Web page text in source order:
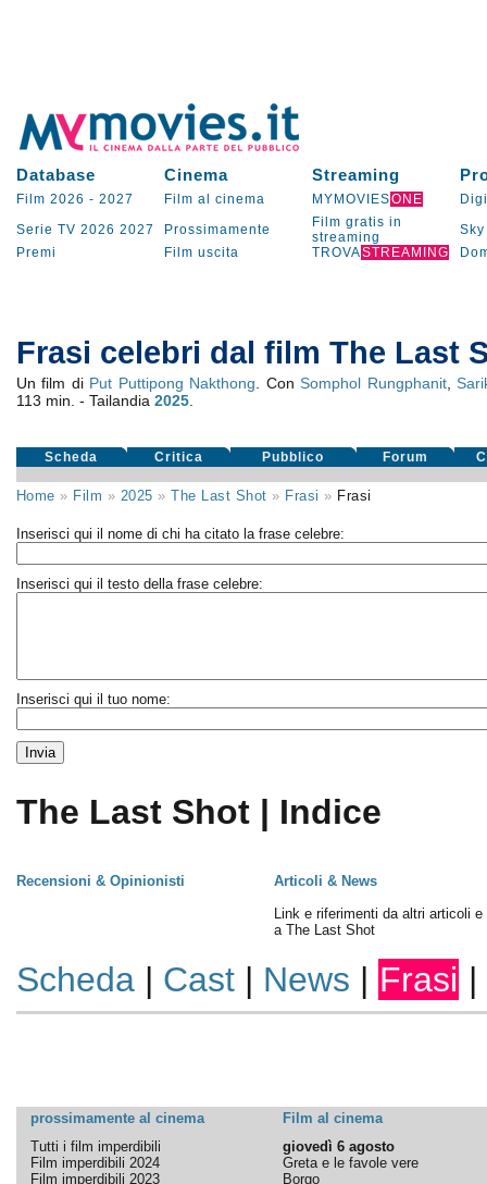
Database Cinema Streaming
Film 2026 - 2027 Film al cinema MYMOVIESONE
Serie TV 2026 2027 Prossimamente
Film gratis in
streaming
Sky
Premi
Film uscita TROVASTREAMING
Frasi celebri dal film The Last
Un film di Put Puttipong Nakthong . ConSomphol Rungphanit,
113 min. - Tailandia 2025.
Scheda Critica Pubblico Forum
Home » Film » 2025 »The Last Shot » Frasi » Frasi
Inserisci qui il nome di chi ha citato la frase celebre:
Inserisci qui il testo della frase celebre:
Inserisci qui il tuo nome:
The Last Shot | Indice
Recensioni & Opinionisti
Articoli & News
Link e riferimenti da altri articoli e
a The Last Shot
Scheda| Cast| News | Frasi |
prossimamente al cinema
Film al cinema
Tutti i film imperdibili
Film imperdibili 2024
Film imperdibili 2023
giovedì 6 agosto
Greta e le favole vere
Borgo